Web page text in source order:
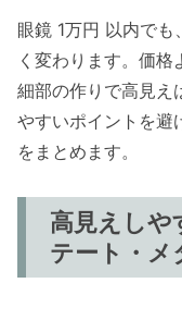
眼鏡 1万円 以内でも
く変わります。価格
細部の作りで高見え
やすいポイントを避
をまとめます。
高見えしや
テート・メ